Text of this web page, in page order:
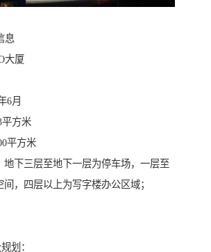
息
大厦
6月
平方米
平方米
地下三层至地下一层为停车场，一层至
间，四层以上为写字楼办公区域；
划：